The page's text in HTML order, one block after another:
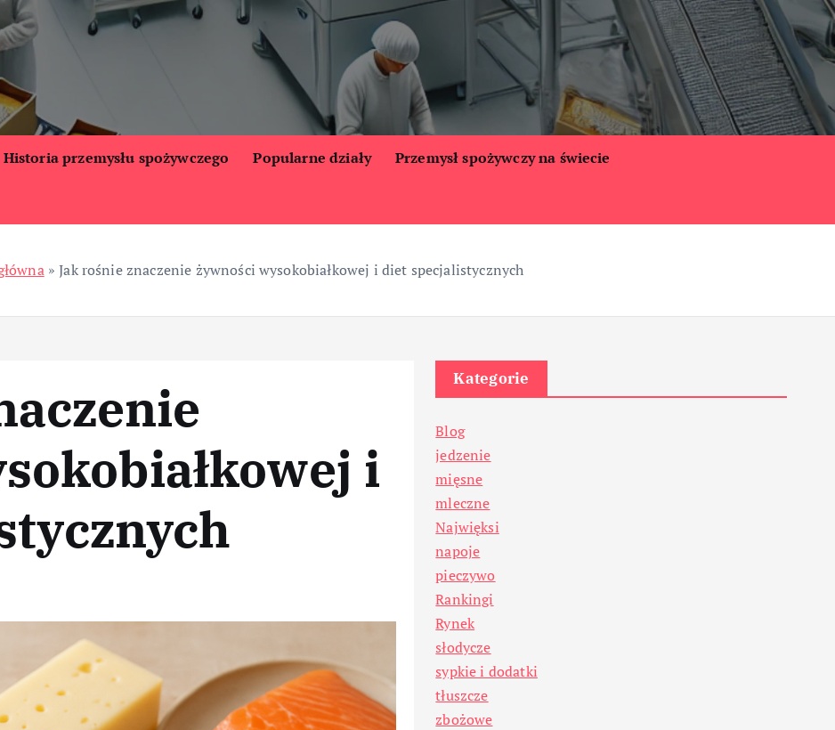
Historia przemysłu spożywczego Popularne działy Przemysł spożywczy na świecie
»Jak rośnie znaczenie żywności wysokobiałkowej i diet specjalistycznych
i
Kategorie
Blog
jedzenie
mięsne
mleczne
Najwięksi
napoje
pieczywo
Rankingi
Rynek
słodycze
sypkie i dodatki
tłuszcze
zbożowe